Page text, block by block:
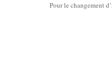
Pour le changement